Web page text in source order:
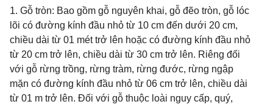
1. Gỗ tròn: Bao gồm gỗ nguyên khai, gỗ đẽo tròn, gỗ lóc
lõi có đường kính đầu nhỏ từ 10 cm đến dưới 20 cm,
chiều dài từ 01 mét trở lên hoặc có đường kính đầu nhỏ
từ 20 cm trở lên, chiều dài từ 30 cm trở lên. Riêng đối
với gỗ rừng trồng, rừng tràm, rừng đước, rừng ngập
mặn có đường kính đầu nhỏ từ 06 cm trở lên, chiều dài
từ 01 m trở lên. Đối với gỗ thuộc loài nguy cấp, quý,